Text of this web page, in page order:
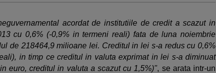
acordat de institutiile de credit a scazut in
cu 0,6% (-0,9% in termeni reali) fata de luna noiembrie
de 218464,9 milioane lei. Creditul in lei s-a redus cu 0,6%
in timp ce creditul in valuta exprimat in lei s-a diminuat
euro, creditul in valuta a scazut cu 1,5%)", se arata intr-un